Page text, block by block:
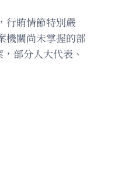
行賄情節特別嚴
機關尚未掌握的部
部分人大代表、